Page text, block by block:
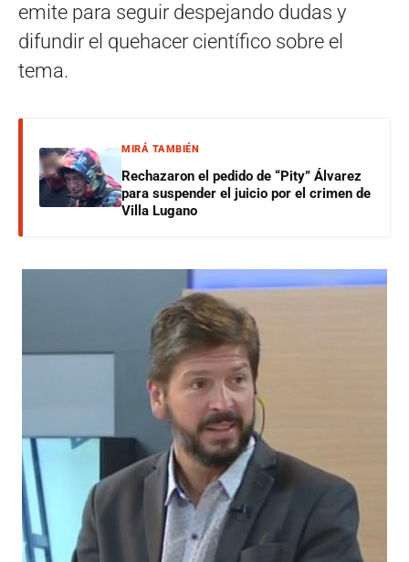
emite para seguir despejando dudas y
difundir el quehacer científico sobre el
tema.
MIRÁ TAMBIÉN
Rechazaron el pedido de “Pity” Álvarez
para suspender el juicio por el crimen de
Villa Lugano